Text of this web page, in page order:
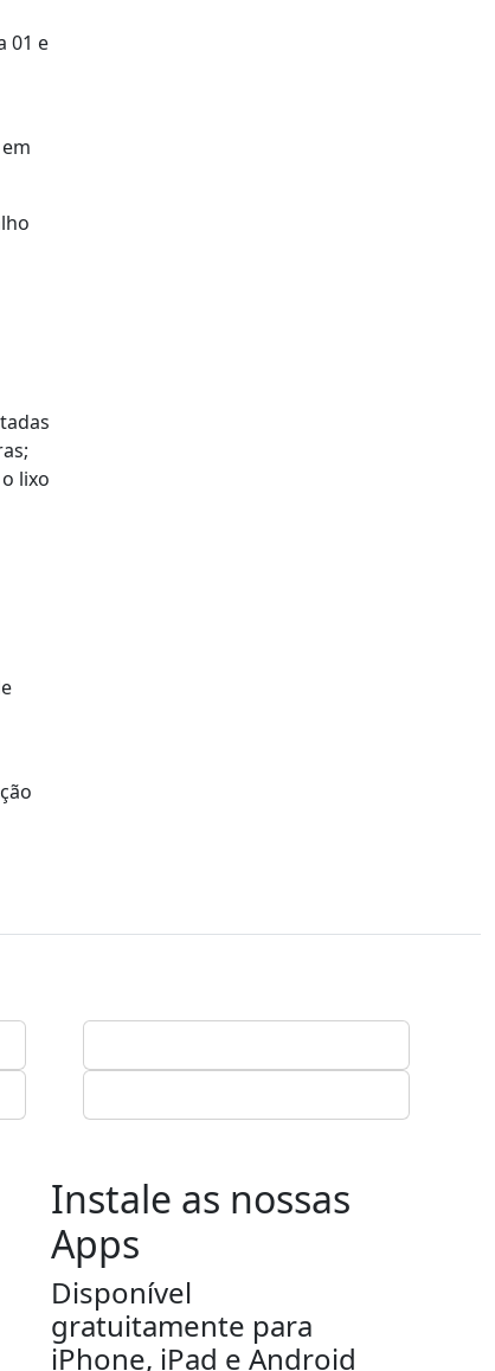
01 e
lixo
Instale as nossas
Apps
Disponível
gratuitamente para
iPhone, iPad e Android